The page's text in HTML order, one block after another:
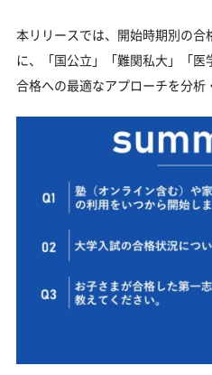
本リリースでは、開始時期別の合
に、「国公立」「難関私大」「医
合格への最適なアプローチを分析